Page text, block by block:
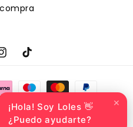
TikTok
¡Hola! Soy Loles 👋
¿Puedo ayudarte?
✕